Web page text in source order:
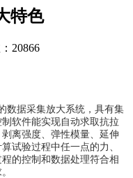
特色
20866
据采集放大系统，具有集
软件能实现自动求取抗拉
离强度、弹性模量、延伸
试验过程中任一点的力、
的控制和数据处理符合相